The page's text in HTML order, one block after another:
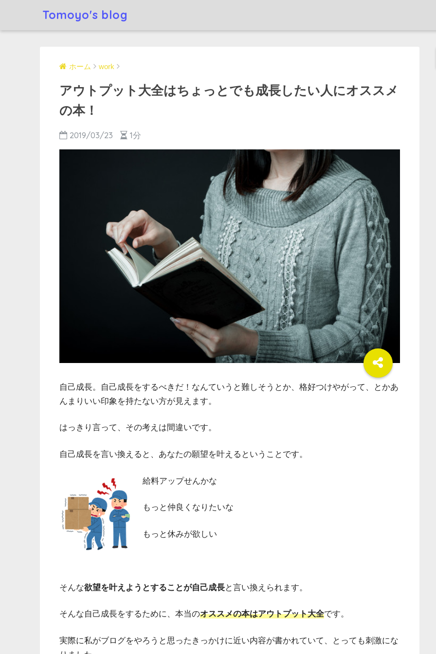
Tomoyo's blog
ホーム work
アウトプット大全はちょっとでも成長したい人にオススメ
の本！
2019/03/23 1分
自己成長。自己成長をするべきだ！なんていうと難しそうとか、格好つけやがって、とかあ
んまりいい印象を持たない方が見えます。
はっきり言って、その考えは間違いです。
自己成長を言い換えると、あなたの願望を叶えるということです。
給料アップせんかな
もっと仲良くなりたいな
もっと休みが欲しい
そんな欲望を叶えようとすることが自己成長と言い換えられます。
そんな自己成長をするために、本当のオススメの本はアウトプット大全です。
実際に私がブログをやろうと思ったきっかけに近い内容が書かれていて、とっても刺激にな